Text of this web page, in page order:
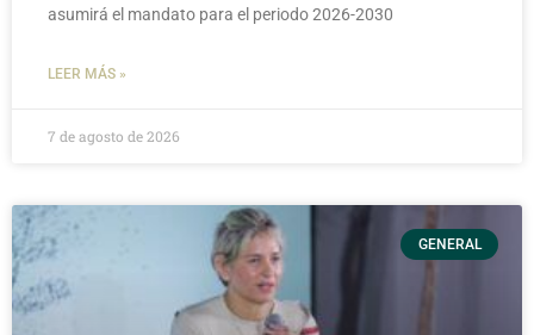
asumirá el mandato para el periodo 2026-2030
LEER MÁS »
7 de agosto de 2026
GENERAL